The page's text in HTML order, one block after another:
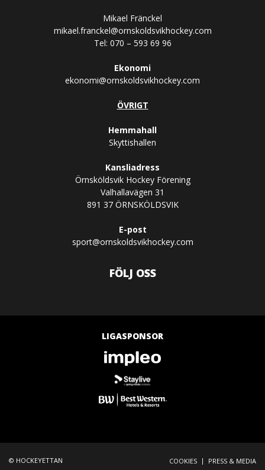
Mikael Fränckel
mikael.franckel@ornskoldsvikhockey.com
Tel: 070 – 593 69 96
Ekonomi
ekonomi@ornskoldsvikhockey.com
ÖVRIGT
Hemmahall
Skyttishallen
Kansliadress
Örnsköldsvik Hockey Förening
Valhallavägen 31
891 37 ÖRNSKÖLDSVIK
E-post
sport@ornskoldsvikhockey.com
FÖLJ OSS
LIGASPONSOR
© HOCKEYETTAN COOKIES | PRESS & MEDIA